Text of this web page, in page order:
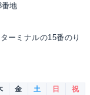
地
ーミナルの15番のり
金 土 日 祝